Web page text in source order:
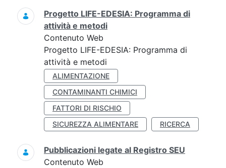
Progetto LIFE-EDESIA: Programma di
attività e metodi
Contenuto Web
Progetto LIFE-EDESIA: Programma di
attività e metodi
ALIMENTAZIONE
CONTAMINANTI CHIMICI
FATTORI DI RISCHIO
SICUREZZA ALIMENTARE
RICERCA
Pubblicazioni legate al Registro SEU
Contenuto Web